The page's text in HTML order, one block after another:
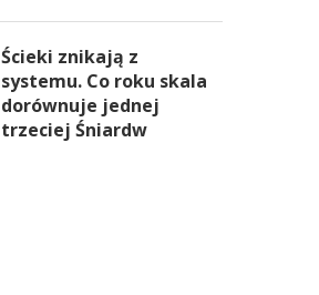
Ścieki znikają z
systemu. Co roku skala
dorównuje jednej
trzeciej Śniardw